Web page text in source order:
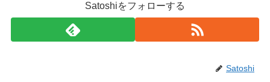
Satoshiをフォローする
Satoshi